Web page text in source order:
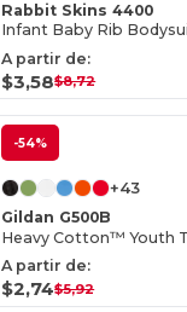
Rabbit Skins 4400
Infant Baby Rib
A partir de:
$3,58$8,72
-54%
+43
Gildan G500B
Heavy Cotton™ Youth
A partir de:
$2,74$5,92